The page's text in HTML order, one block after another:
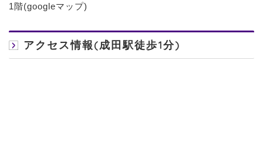
1階(googleマップ)
アクセス情報(成田駅徒歩1分)